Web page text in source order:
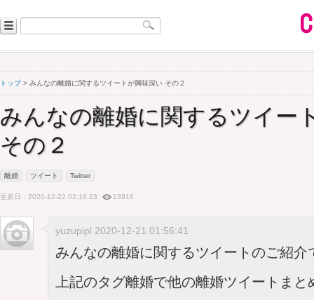
トップ> みんなの離婚に関するツイートが興味深い その２
みんなの離婚に関するツイー
その２
離婚 ツイート Twitter
更新日：2020-12-22 02:16:23 13916
yuzupipl 2020-12-21 01:56:41
みんなの離婚に関するツイートのご紹介
上記のタグ離婚で他の離婚ツイートま